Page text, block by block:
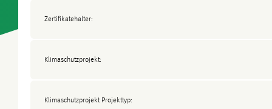
Zertifikatehalter:
Klimaschutzprojekt:
Klimaschutzprojekt Projekttyp: